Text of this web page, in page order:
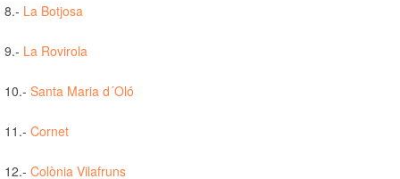
8.- La Botjosa
9.- La Rovirola
10.- Santa Maria d´Oló
11.- Cornet
12.- Colònia Vilafruns